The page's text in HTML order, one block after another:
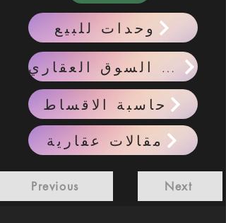
وحدات للبيع
احدث اخبار السوق العقاري
حاسبة الاقساط
مقالات عقارية
Previous Next